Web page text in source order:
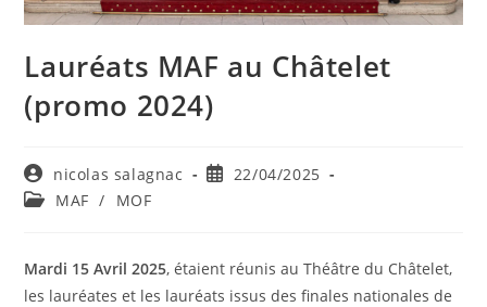
Lauréats MAF au Châtelet
(promo 2024)
nicolas salagnac
22/04/2025
MAF / MOF
Mardi 15 Avril 2025, étaient réunis au Théâtre du Châtelet,
les lauréates et les lauréats issus des finales nationales de